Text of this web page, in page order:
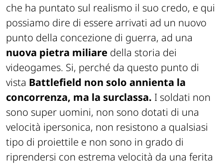
che ha puntato sul realismo il suo credo, e qui
possiamo dire di essere arrivati ad un nuovo
punto della concezione di guerra, ad una
nuova pietra miliare della storia dei
videogames. Si, perché da questo punto di
vista Battlefield non solo annienta la
concorrenza, ma la surclassa. I soldati non
sono super uomini, non sono dotati di una
velocità ipersonica, non resistono a qualsiasi
tipo di proiettile e non sono in grado di
riprendersi con estrema velocità da una ferita